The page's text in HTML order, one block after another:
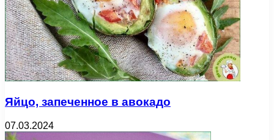
Яйцо, запеченное в авокадо
07.03.2024